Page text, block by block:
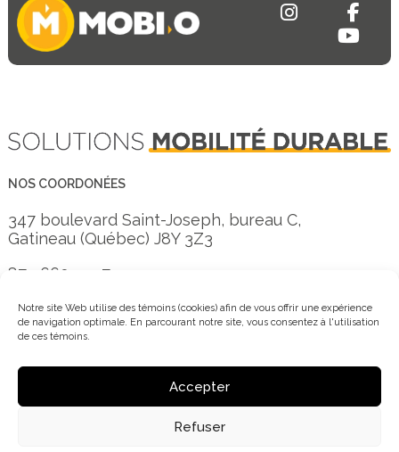
Notre site Web utilise des témoins (cookies) afin de vous offrir une expérience
de navigation optimale. En parcourant notre site, vous consentez à l'utilisation
de ces témoins.
Accepter
Refuser
NOS COORDONÉES
347 boulevard Saint-Joseph, bureau C,
Gatineau (Québec) J8Y 3Z3
873 660-3557
info@mobi-o.ca
Inscrivez-vous à notre infolettre